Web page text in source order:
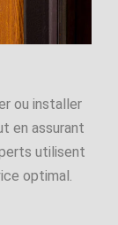
ou installer
en assurant
utilisent
optimal.